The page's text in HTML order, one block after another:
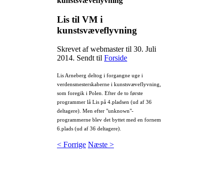
Lis til VM i
kunstsvæveflyvning
Skrevet af webmaster til 30. Juli
2014. Sendt til Forside
Lis Arneberg deltog i forgangne uge i
verdensmesterskaberne i kunstsvæveflyvning,
som foregik i Polen. Efter de to første
programmer lå Lis på 4.pladsen (ud af 36
deltagere). Men efter "unknown"-
programmerne blev det byttet med en fornem
6.plads (ud af 36 deltagere).
< Forrige Næste >